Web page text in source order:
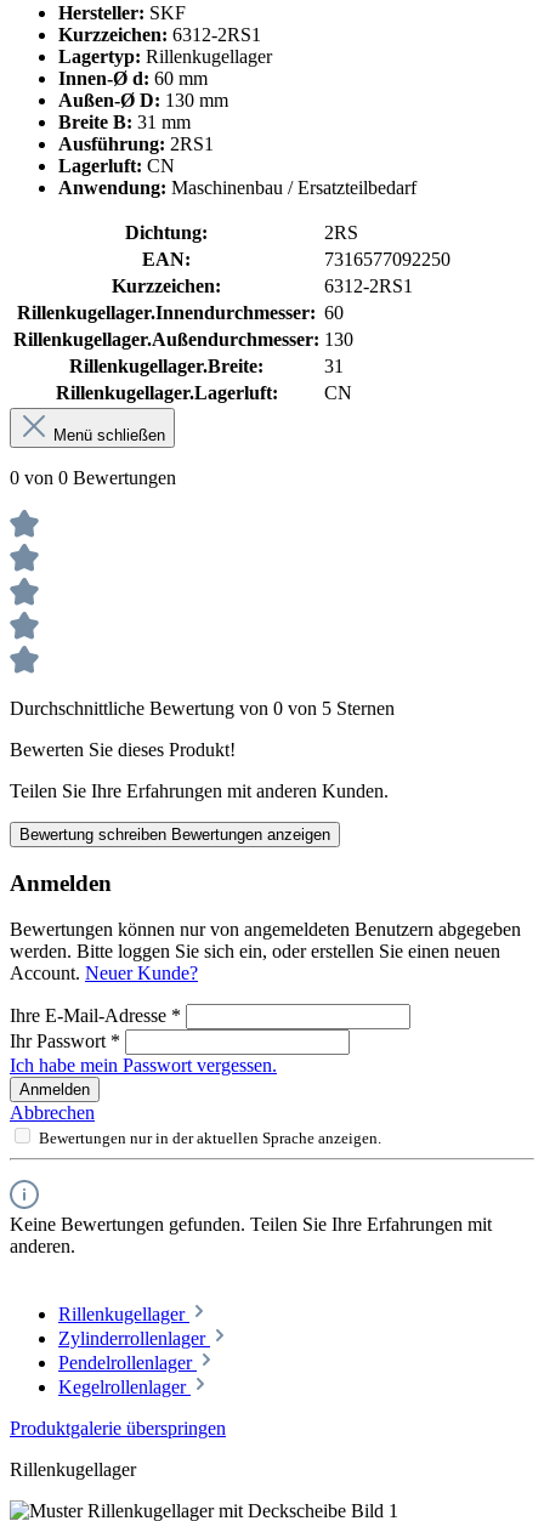
Hersteller: SKF
Kurzzeichen: 6312-2RS1
Lagertyp: Rillenkugellager
Innen-Ø d: 60 mm
Außen-Ø D: 130 mm
Breite B: 31 mm
Ausführung: 2RS1
Lagerluft: CN
Anwendung: Maschinenbau / Ersatzteilbedarf
Dichtung:
2RS
EAN:
7316577092250
Kurzzeichen:
6312-2RS1
Rillenkugellager.Innendurchmesser: 60
Rillenkugellager.Außendurchmesser: 130
Rillenkugellager.Breite:
31
Rillenkugellager.Lagerluft:
CN
Menü schließen
0 von 0 Bewertungen
Durchschnittliche Bewertung von 0 von 5 Sternen
Bewerten Sie dieses Produkt!
Teilen Sie Ihre Erfahrungen mit anderen Kunden.
Bewertung schreiben Bewertungen anzeigen
Anmelden
Bewertungen können nur von angemeldeten Benutzern abgegeben
werden. Bitte loggen Sie sich ein, oder erstellen Sie einen neuen
Account. Neuer Kunde?
Ihre E-Mail-Adresse *
Ihr Passwort *
Ich habe mein Passwort vergessen.
Anmelden
Abbrechen
Bewertungen nur in der aktuellen Sprache anzeigen.
Keine Bewertungen gefunden. Teilen Sie Ihre Erfahrungen mit
anderen.
Rillenkugellager
Zylinderrollenlager
Pendelrollenlager
Kegelrollenlager
Produktgalerie überspringen
Rillenkugellager